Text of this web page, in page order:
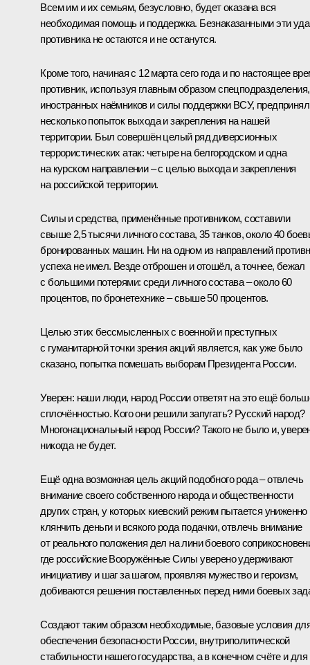
Всем им и их семьям, безусловно, будет оказана вся
необходимая помощь и поддержка. Безнаказанными эти
противника не остаются и не останутся.
Кроме того, начиная с 12 марта сего года и по настоящее
противник, используя главным образом спецподразделения,
иностранных наёмников и силы поддержки ВСУ, предпринял
несколько попыток выхода и закрепления на нашей
территории. Был совершён целый ряд диверсионных
террористических атак: четыре на белгородском и одна
на курском направлении – с целью выхода и закрепления
на российской территории.
Силы и средства, применённые противником, составили
свыше 2,5 тысячи личного состава, 35 танков, около 40
бронированных машин. Ни на одном из направлений
успеха не имел. Везде отброшен и отошёл, а точнее, бежал
с большими потерями: среди личного состава – около 60
процентов, по бронетехнике – свыше 50 процентов.
Целью этих бессмысленных с военной и преступных
с гуманитарной точки зрения акций является, как уже было
сказано, попытка помешать выборам Президента России.
Уверен: наши люди, народ России ответят на это ещё
сплочённостью. Кого они решили запугать? Русский народ?
Многонациональный народ России? Такого не было и,
никогда не будет.
Ещё одна возможная цель акций подобного рода – отвлечь
внимание своего собственного народа и общественности
других стран, у которых киевский режим пытается униженно
клянчить деньги и всякого рода подачки, отвлечь внимание
от реального положения дел на лини боевого
где российские Вооружённые Силы уверено удерживают
инициативу и шаг за шагом, проявляя мужество и героизм,
добиваются решения поставленных перед ними боевых
Создают таким образом необходимые, базовые условия
обеспечения безопасности России, внутриполитической
стабильности нашего государства, а в конечном счёте и для